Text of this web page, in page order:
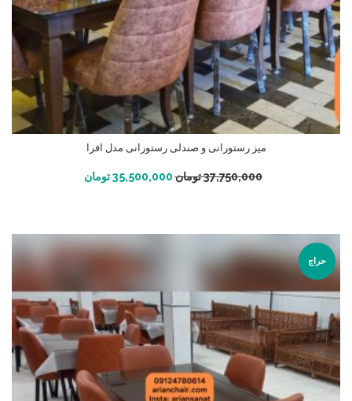
میز رستورانی و صندلی رستورانی مدل افرا
37,750,000تومان 35,500,000 تومان افزودن به سبد خرید
حراج